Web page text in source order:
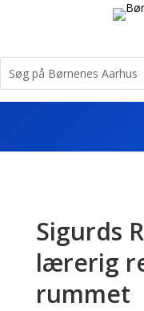
Sigurds
lærerig
rummet